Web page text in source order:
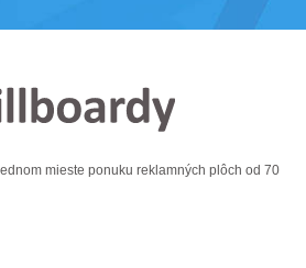
mieste ponuku reklamných plôch od 70